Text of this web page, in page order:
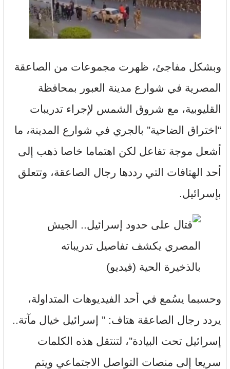
وبشكل مفاجئ، ظهرت مجموعات من الصاعقة
المصرية في شوارع مدينة العبور بمحافظة
القليوبية، مع شروق الشمس لإجراء تدريبات
“اختراق الضاحية” بالجري في شوارع المدينة، ما
أشعل موجة تفاعل لكن اهتماما خاصا ذهب إلى
أحد الهتافات التي رددها رجال الصاعقة، وتتعلق
بإسرائيل.
وحسبما يسُمع في أحد الفيديوهات المتداولة،
يردد رجال الصاعقة هتاف: ” إسرائيل خيال مآتة..
إسرائيل تحت البيادة”، لتنتقل هذه الكلمات
سريعا إلى منصات التواصل الاجتماعي ويتم